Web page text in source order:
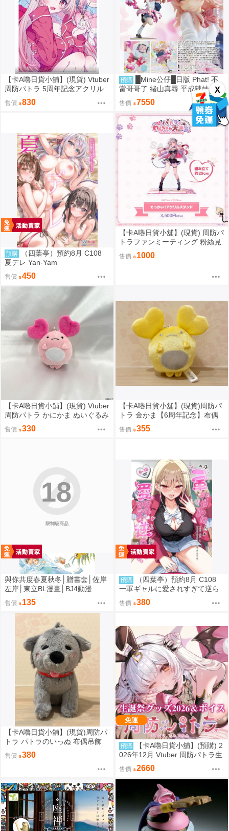
X
【卡A嚕日貨小舖】(現貨) Vtuber
周防パトラ 5周年記念アクリル
ボード 壓克力立板
售價 830
預購
█Mine公仔█日版 Phat! 不
當哥哥了 緒山真尋 平成辣妹 1/6
PVC D9282
售價 7550
預購
（四葉亭）預約8月 C108
夏デレ Yan-Yam
售價 450
【卡A嚕日貨小舖】(現貨) 周防パ
トラファンミーティング 粉絲見
面會『パトラのわんちゃん大集
合』でっかい！！アクリルスタ
售價 1000
【卡A嚕日貨小舖】(現貨) Vtuber
周防パトラ かにかま ぬいぐるみ
キーホルダー 布偶鑰匙圈
售價 330
【卡A嚕日貨小舖】(現貨)周防パ
トラ 金かま【6周年記念】布偶
吊飾
售價 355
限制級商品
18
與你共度春夏秋冬│贈書套│佐岸
左岸│東立BL漫畫│BJ4動漫
售價 135
預購
（四葉亭）預約8月 C108
一軍ギャルに愛されすぎて逆ら
えない 伊倉ナギサ
售價 380
【卡A嚕日貨小舖】(現貨)周防パ
トラ パトラのいっぬ 布偶吊飾
售價 380
免運
預購
【卡A嚕日貨小舖】(預購) 2
026年12月 Vtuber 周防パトラ生
誕祭グッズ
售價 2660